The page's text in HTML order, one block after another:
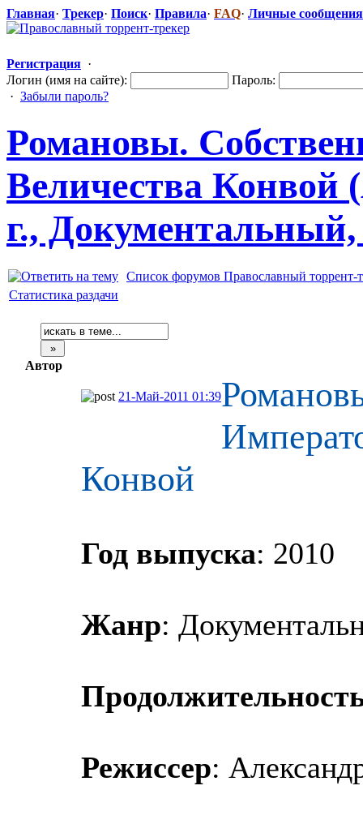
Главная· Трекер· Поиск· Правила· FAQ· Личные сообщения
Регистрация ·
Логин (имя на сайте):
Пароль:
· Забыли пароль?
Романовы.
Величества Конвой
г., Документальн​ый,
Список форумов Православный торрент-
Статистика раздачи
Автор
21-Май-2011 01:39
Конвой
Год выпуска: 2010
Жанр:
Режиссер: